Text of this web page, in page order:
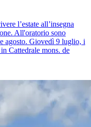
l’estate all’insegna
All'oratorio sono
agosto. Giovedì 9 luglio, i
Cattedrale mons. de